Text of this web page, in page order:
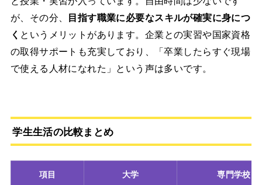
が、その分、 目指す職業に必要なスキルが確実に身につ
く というメリットがあります。企業との実習や国家資格
の取得サポートも充実しており、「卒業したらすぐ現場
で使える人材になれた」という声は多いです。
学生生活の比較まとめ
項目 大学 専門学校